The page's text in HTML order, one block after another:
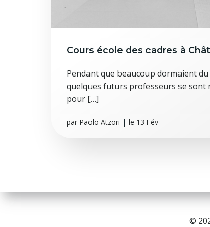
Cours école des cadres à
Pendant que beaucoup dormaient
quelques futurs professeurs se sont
pour […]
par Paolo Atzori | le 13 Fév
©